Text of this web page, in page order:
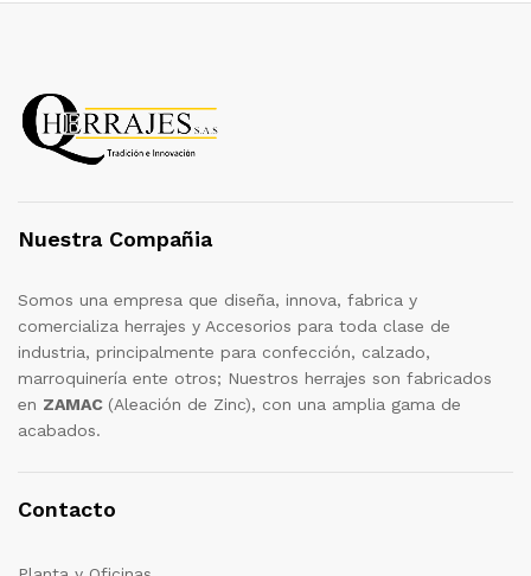
Nuestra Compañia
Somos una empresa que diseña, innova, fabrica y
comercializa herrajes y Accesorios para toda clase de
industria, principalmente para confección, calzado,
marroquinería ente otros; Nuestros herrajes son fabricados
en ZAMAC (Aleación de Zinc), con una amplia gama de
acabados.
Contacto